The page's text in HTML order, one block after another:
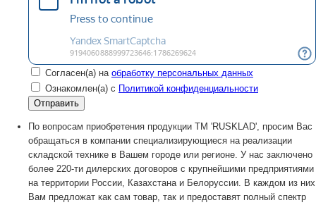
Согласен(а) на обработку персональных данных
Ознакомлен(а) с Политикой конфиденциальности
По вопросам приобретения продукции TM 'RUSKLAD', просим Вас
обращаться в компании специализирующиеся на реализации
складской технике в Вашем городе или регионе. У нас заключено
более 220-ти дилерских договоров с крупнейшими предприятиями
на территории России, Казахстана и Белоруссии. В каждом из них
Вам предложат как сам товар, так и предоставят полный спектр